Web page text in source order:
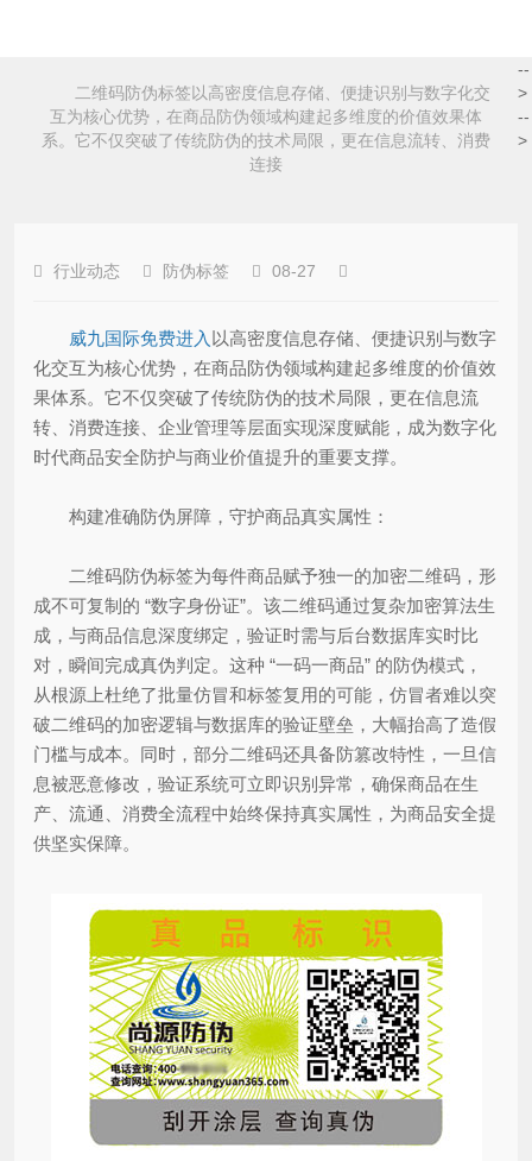
二维码防伪标签以高密度信息存储、便捷识别与数字化交
互为核心优势，在商品防伪领域构建起多维度的价值效果体
系。它不仅突破了传统防伪的技术局限，更在信息流转、消费
连接
行业动态 防伪标签 08-27
威九国际免费进入 以高密度信息存储、便捷识别与数字
化交互为核心优势，在商品防伪领域构建起多维度的价值效
果体系。它不仅突破了传统防伪的技术局限，更在信息流
转、消费连接、企业管理等层面实现深度赋能，成为数字化
时代商品安全防护与商业价值提升的重要支撑。
构建准确防伪屏障，守护商品真实属性：
二维码防伪标签为每件商品赋予独一的加密二维码，形
成不可复制的 “数字身份证”。该二维码通过复杂加密算法生
成，与商品信息深度绑定，验证时需与后台数据库实时比
对，瞬间完成真伪判定。这种 “一码一商品” 的防伪模式，
从根源上杜绝了批量仿冒和标签复用的可能，仿冒者难以突
破二维码的加密逻辑与数据库的验证壁垒，大幅抬高了造假
门槛与成本。同时，部分二维码还具备防篡改特性，一旦信
息被恶意修改，验证系统可立即识别异常，确保商品在生
产、流通、消费全流程中始终保持真实属性，为商品安全提
供坚实保障。
--
>
--
>